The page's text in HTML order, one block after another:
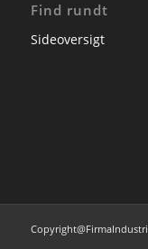
Find rundt
Sideoversigt
Copyright@FirmaIndustri